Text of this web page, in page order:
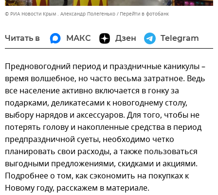
© РИА Новости Крым . Александр Полегенько Перейти в фотобанк
Читать в МАКС Дзен Telegram
Предновогодний период и праздничные каникулы –
время волшебное, но часто весьма затратное. Ведь
все население активно включается в гонку за
подарками, деликатесами к новогоднему столу,
выбору нарядов и аксессуаров. Для того, чтобы не
потерять голову и накопленные средства в период
предпраздничной суеты, необходимо четко
планировать свои расходы, а также пользоваться
выгодными предложениями, скидками и акциями.
Подробнее о том, как сэкономить на покупках к
Новому году, расскажем в материале.